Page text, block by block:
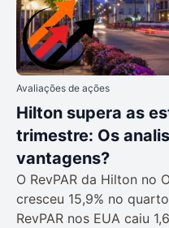
Avaliações de ações
Hilton supera as
trimestre: Os
vantagens?
O RevPAR da Hilton no
cresceu 15,9% no
RevPAR nos EUA caiu